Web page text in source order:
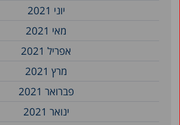
יוני 2021
מאי 2021
אפריל 2021
מרץ 2021
פברואר 2021
ינואר 2021